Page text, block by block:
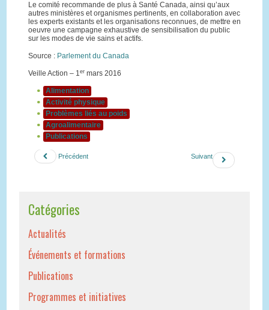
Le comité recommande de plus à Santé Canada, ainsi qu’aux
autres ministères et organismes pertinents, en collaboration avec
les experts existants et les organisations reconnues, de mettre en
oeuvre une campagne exhaustive de sensibilisation du public
sur les modes de vie sains et actifs.
Source : Parlement du Canada
Veille Action – 1ermars 2016
Alimentation
Activité physique
Problèmes liés au poids
Agroalimentaire
Publications
Précédent Suivant
Catégories
Actualités
Événements et formations
Publications
Programmes et initiatives